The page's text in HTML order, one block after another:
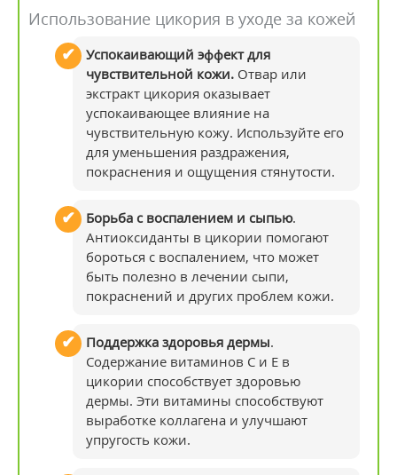
Использование цикория в уходе за кожей
Успокаивающий эффект для
чувствительной кожи. Отвар или
экстракт цикория оказывает
успокаивающее влияние на
чувствительную кожу. Используйте его
для уменьшения раздражения,
покраснения и ощущения стянутости.
Борьба с воспалением и сыпью.
Антиоксиданты в цикории помогают
бороться с воспалением, что может
быть полезно в лечении сыпи,
покраснений и других проблем кожи.
Поддержка здоровья дермы.
Содержание витаминов С и Е в
цикории способствует здоровью
дермы. Эти витамины способствуют
выработке коллагена и улучшают
упругость кожи.